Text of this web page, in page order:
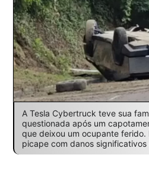
A Tesla Cybertruck teve sua
questionada após um
que deixou um ocupante ferido.
picape com danos